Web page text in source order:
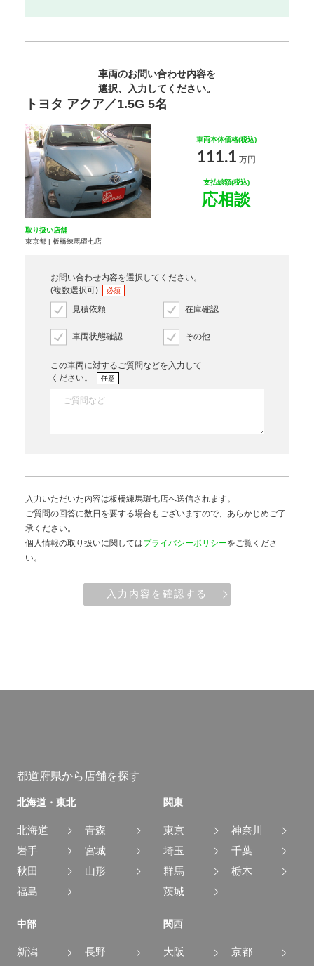
車両のお問い合わせ内容を
選択、入力してください。
トヨタ アクア／1.5G 5名
車両本体価格(税込)
111.1 万円
支払総額(税込)
応相談
取り扱い店舗
東京都 | 板橋練馬環七店
お問い合わせ内容を選択してください。
(複数選択可)
必須
見積依頼 在庫確認
車両状態確認 その他
この車両に対するご質問などを入力して
ください。
任意
入力いただいた内容は板橋練馬環七店へ送信されます。
ご質問の回答に数日を要する場合もございますので、あらかじめご了
承ください。
個人情報の取り扱いに関してはプライバシーポリシーをご覧くださ
い。
入力内容を確認する
都道府県から店舗を探す
北海道・東北
北海道
青森
岩手
宮城
秋田
山形
福島
関東
東京
神奈川
埼玉
千葉
群馬
栃木
茨城
中部
新潟
長野
関西
大阪
京都